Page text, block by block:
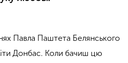
Павла Паштета Белянського
Донбас. Коли бачиш цю